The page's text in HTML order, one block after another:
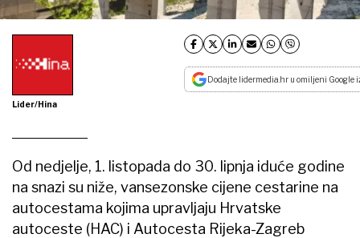
Lider/Hina
Dodajte lidermedia.hr u omiljeni Google
Od nedjelje, 1. listopada do 30. lipnja iduće godine
na snazi su niže, vansezonske cijene cestarine na
autocestama kojima upravljaju Hrvatske
autoceste (HAC) i Autocesta Rijeka-Zagreb